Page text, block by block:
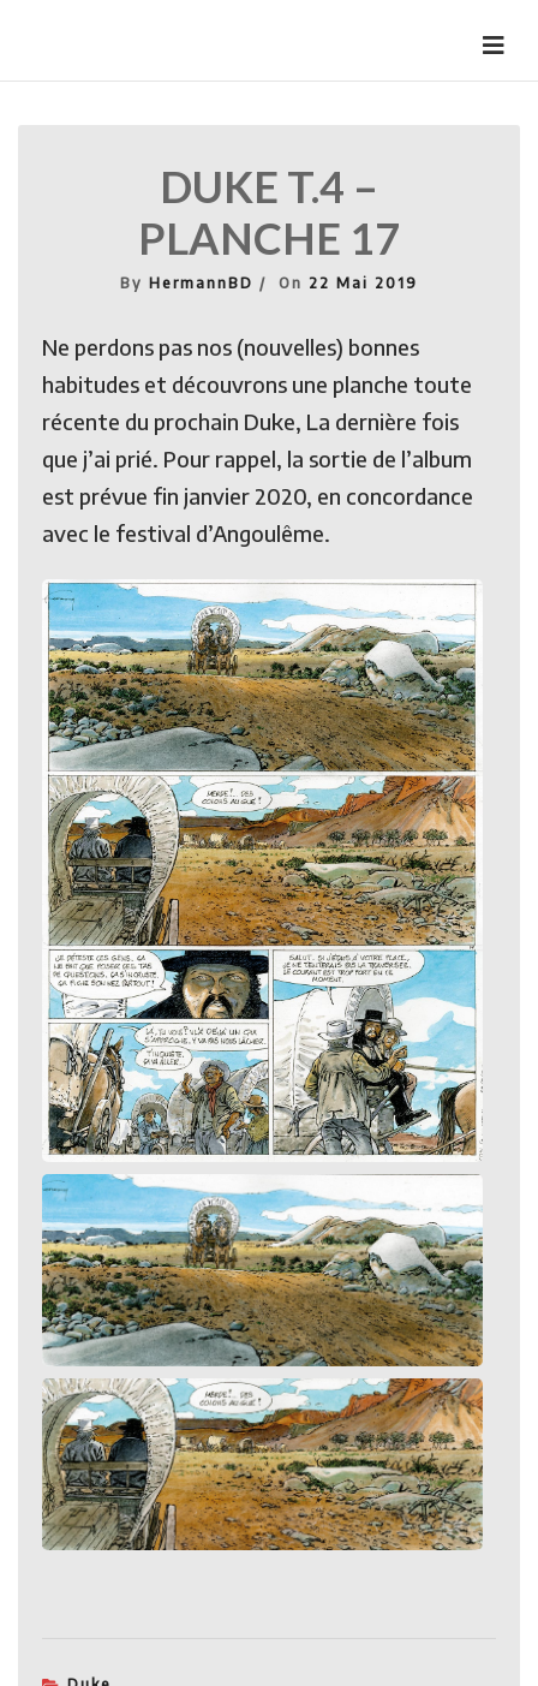
DUKE T.4 –
PLANCHE 17
By HermannBD On 22 Mai 2019
Ne perdons pas nos (nouvelles) bonnes
habitudes et découvrons une planche toute
récente du prochain Duke, La dernière fois
que j’ai prié. Pour rappel, la sortie de l’album
est prévue fin janvier 2020, en concordance
avec le festival d’Angoulême.